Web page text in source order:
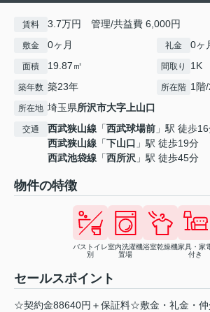
賃料 3.7万円 管理/共益費 6,000円
敷金 0ヶ月 礼金 0ヶ
面積 19.87㎡ 間取り 1K
築年数 築23年 所在階 1階
所在地 埼玉県所沢市大字上山口
交通 西武狭山線 「西武球場前 」駅 徒歩
西武狭山線 「下山口 」駅 徒歩19分
西武池袋線 「西所沢 」駅 徒歩45分
物件の特徴
バストイレ
別
室内洗濯機
置場
浴室乾燥機家具・家
付き
セールスポイント
☆契約金88640円＋保証料☆敷金・礼金・